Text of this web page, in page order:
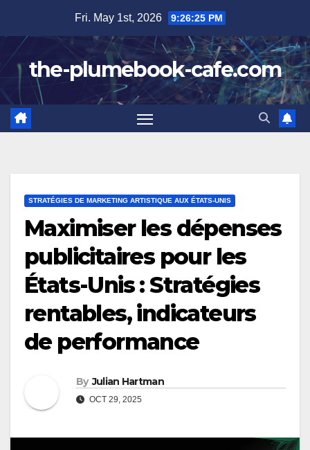
content
Fri. May 1st, 2026 9:26:26 PM
the-plumebook-cafe.com
STRATÉGIES DE MARKETING ARTISTIQUE AUX ÉTATS-UNIS
Maximiser les dépenses
publicitaires pour les
États-Unis : Stratégies
rentables, indicateurs
de performance
By Julian Hartman
OCT 29, 2025